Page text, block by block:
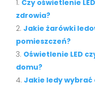
Czy oświetlenie
zdrowia?
Jakie żarówki
pomieszczeń?
Oświetlenie LED
domu?
Jakie ledy wybrać